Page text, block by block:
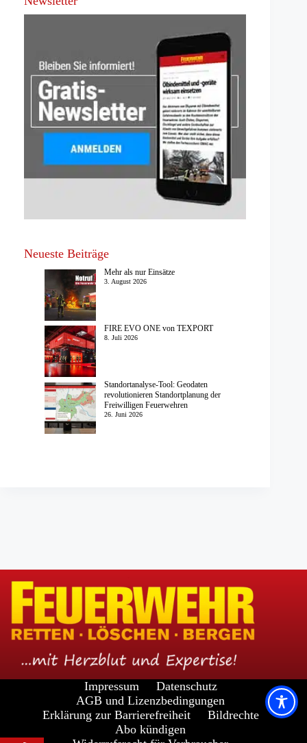
Neueste Beiträge
Mehr als nur Einsätze
3. August 2026
FIRE EVO ONE von TEXPORT
8. Juli 2026
Standortanalyse-Tool: Geodaten
revolutionieren Standortplanung der
Freiwilligen Feuerwehren
26. Juni 2026
Impressum
Datenschutz
AGB und Lizenzbedingungen
Erklärung zur Barrierefreiheit
Bildrechte
Abo kündigen